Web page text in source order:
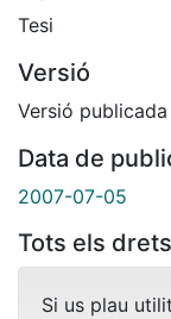
Tesi
Versió
Versió publicada
Data de
2007-07-05
Tots els
Si us plau